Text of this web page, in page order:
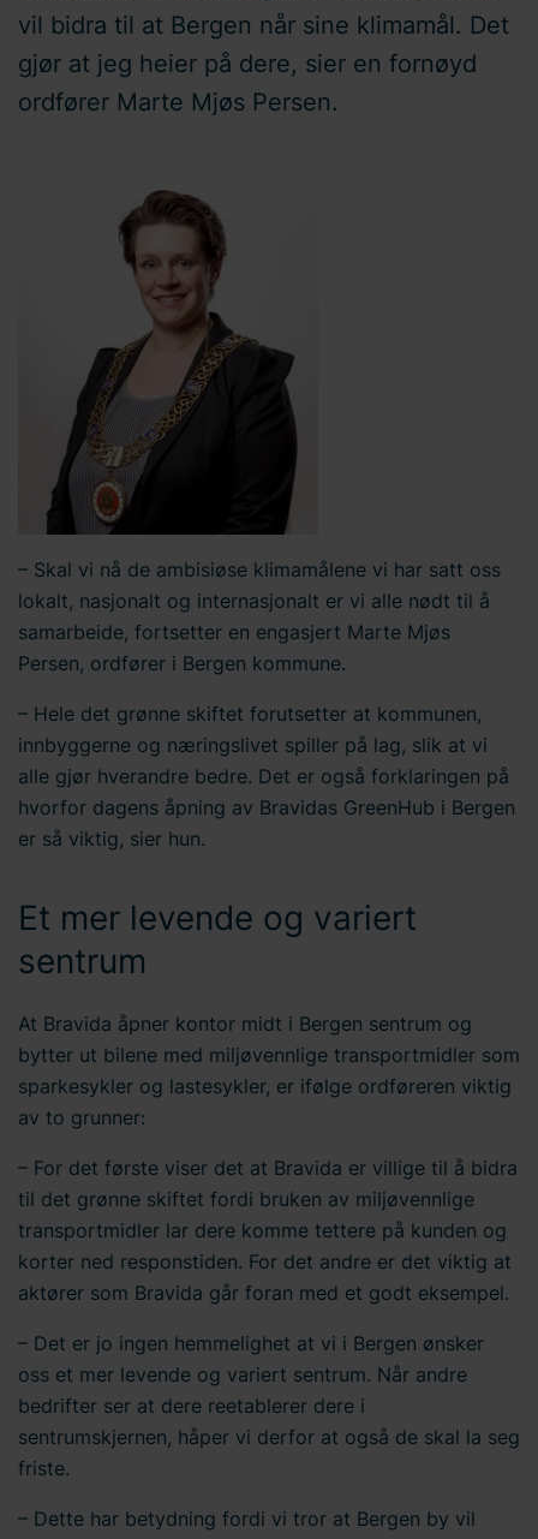
vil bidra til at Bergen når sine klimamål. Det
gjør at jeg heier på dere, sier en fornøyd
ordfører Marte Mjøs Persen.
– Skal vi nå de ambisiøse klimamålene vi har satt oss
lokalt, nasjonalt og internasjonalt er vi alle nødt til å
samarbeide, fortsetter en engasjert Marte Mjøs
Persen, ordfører i Bergen kommune.
– Hele det grønne skiftet forutsetter at kommunen,
innbyggerne og næringslivet spiller på lag, slik at vi
alle gjør hverandre bedre. Det er også forklaringen på
hvorfor dagens åpning av Bravidas GreenHub i Bergen
er så viktig, sier hun.
Et mer levende og variert
sentrum
At Bravida åpner kontor midt i Bergen sentrum og
bytter ut bilene med miljøvennlige transportmidler som
sparkesykler og lastesykler, er ifølge ordføreren viktig
av to grunner:
– For det første viser det at Bravida er villige til å bidra
til det grønne skiftet fordi bruken av miljøvennlige
transportmidler lar dere komme tettere på kunden og
korter ned responstiden. For det andre er det viktig at
aktører som Bravida går foran med et godt eksempel.
– Det er jo ingen hemmelighet at vi i Bergen ønsker
oss et mer levende og variert sentrum. Når andre
bedrifter ser at dere reetablerer dere i
sentrumskjernen, håper vi derfor at også de skal la seg
friste.
– Dette har betydning fordi vi tror at Bergen by vil